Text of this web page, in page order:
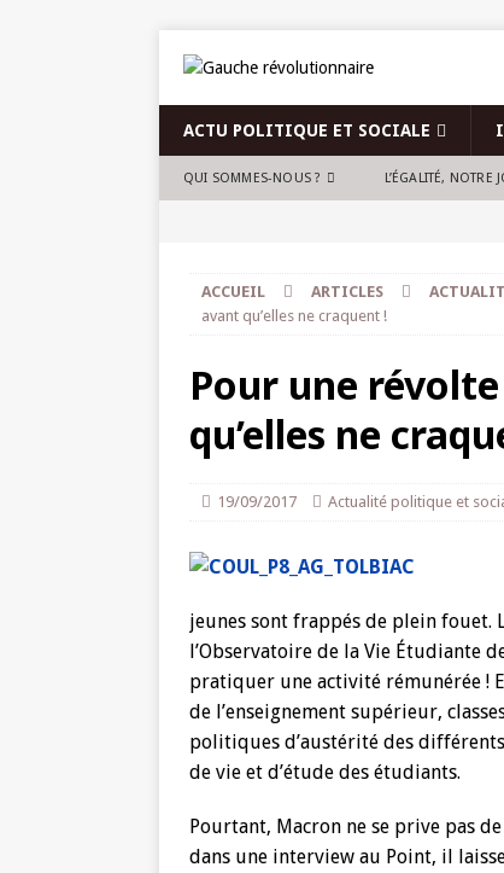
ACTU POLITIQUE ET SOCIALE
QUI SOMMES-NOUS ? L’ÉGALITÉ, NOTRE
ACCUEIL ARTICLES
avant qu’elles ne craquent !
Pour une
qu’elles ne
19/09/2017 Actualité politique et
jeunes sont frappés de plein fouet.
l’Observatoire de la Vie Étudiante
pratiquer une activité rémunérée !
de l’enseignement supérieur,
politiques d’austérité des
de vie et d’étude des étudiants.
Pourtant, Macron ne se prive pas
dans une interview au Point, il